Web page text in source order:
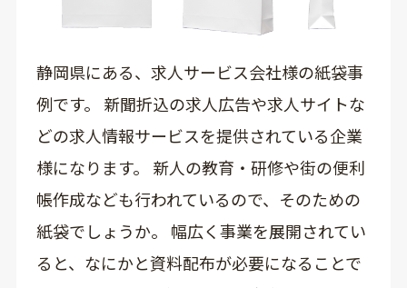
静岡県にある、求人サービス会社様の紙袋事
例です。 新聞折込の求人広告や求人サイトな
どの求人情報サービスを提供されている企業
様になります。 新人の教育・研修や街の便利
帳作成なども行われているので、そのための
紙袋でしょうか。 幅広く事業を展開されてい
ると、なにかと資料配布が必要になることで